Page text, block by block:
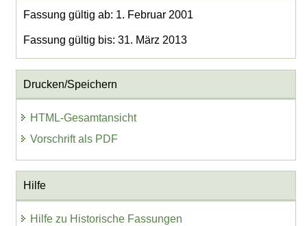
Fassung gültig ab: 1. Februar 2001
Fassung gültig bis: 31. März 2013
Drucken/Speichern
HTML-Gesamtansicht
Vorschrift als PDF
Hilfe
Hilfe zu Historische Fassungen